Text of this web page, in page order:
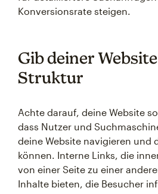
Konversionsrate steigen.
Gib deiner
Struktur
Achte darauf, deine Website
dass Nutzer und
deine Website navigieren und
können. Interne Links, die
von einer Seite zu einer
Inhalte bieten, die Besucher